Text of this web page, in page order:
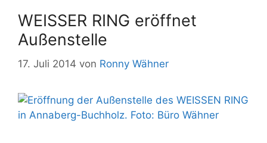
WEISSER RING eröffnet
Außenstelle
17. Juli 2014 von Ronny Wähner